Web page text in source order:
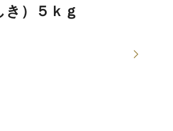
）５ｋｇ